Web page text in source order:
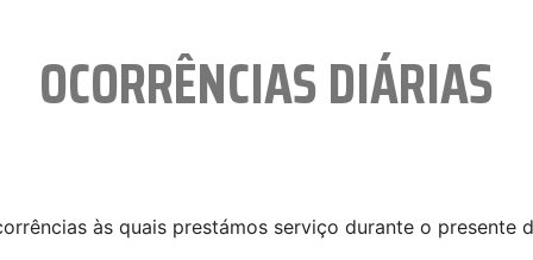
OCORRÊNCIAS DIÁRIAS
às quais prestámos serviço durante o presente